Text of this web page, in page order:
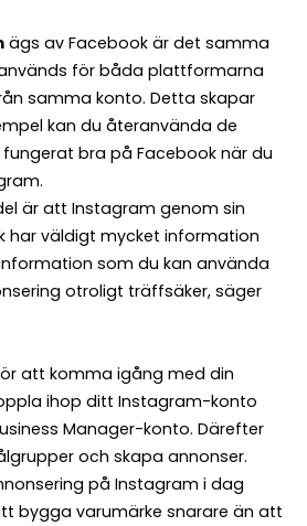
ägs av Facebook är det samma
för båda plattformarna
samma konto. Detta skapar
kan du återanvända de
bra på Facebook när du
är att Instagram genom sin
har väldigt mycket information
som du kan använda
otroligt träffsäker, säger
att komma igång med din
ihop ditt Instagram-konto
Manager-konto. Därefter
och skapa annonser.
på Instagram i dag
bygga varumärke snarare än att